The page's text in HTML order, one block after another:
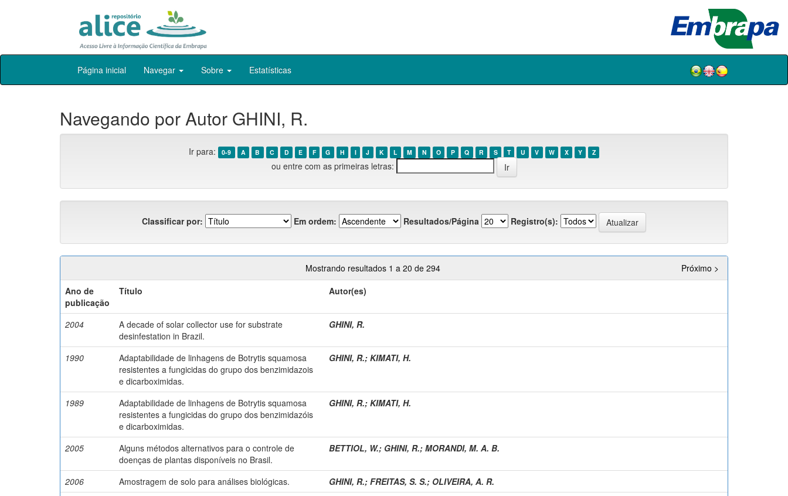
Skip
Página inicial Navegar Sobre Estatísticas
Navegando por Autor GHINI, R.
Ir para: 0-9 A B C D E F G H I J K L M N O P Q R S T U V W X Y Z
ou entre com as primeiras letras:
Classificar por: Em ordem: Resultados/Página Registro(s):
Mostrando resultados 1 a 20 de 294
Próximo >
Ano de
publicação
Título Autor(es)
2004
A decade of solar collector use for substrate
desinfestation in Brazil.
GHINI, R.
1990
Adaptabilidade de linhagens de Botrytis squamosa
resistentes a fungicidas do grupo dos benzimidazois
e dicarboximidas.
GHINI, R.; KIMATI, H.
1989
Adaptabilidade de linhagens de Botrytis squamosa
resistentes a fungicidas do grupo dos benzimidazóis
e dicarboximidas.
GHINI, R.; KIMATI, H.
2005
Alguns métodos alternativos para o controle de
doenças de plantas disponíveis no Brasil.
BETTIOL, W.; GHINI, R.; MORANDI, M. A. B.
2006 Amostragem de solo para análises biológicas. GHINI, R.; FREITAS, S. S.; OLIVEIRA, A. R.